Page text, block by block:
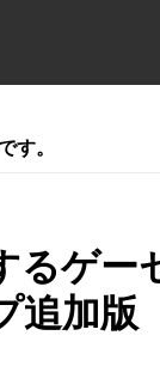
す。
るゲー
追加版